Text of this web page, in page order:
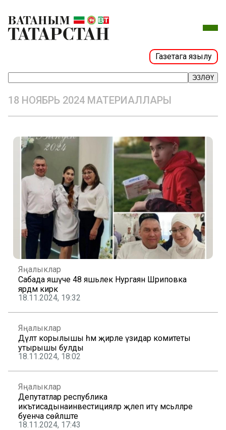
Газетага язылу
ЭЗЛӘҮ
18 НОЯБРЬ 2024 МАТЕРИАЛЛАРЫ
Яңалыклар
Сабада яшәүче 48 яшьлек Нургаян Шәриповка
ярдәм кирәк
18.11.2024, 19:32
Яңалыклар
Дәүләт корылышы һәм җирле үзидарә комитеты
утырышы булды
18.11.2024, 18:02
Яңалыклар
Депутатлар республика
икътисадынаинвестицияләр җәлеп итү мәсьәләләре
буенча сөйләште
18.11.2024, 17:43